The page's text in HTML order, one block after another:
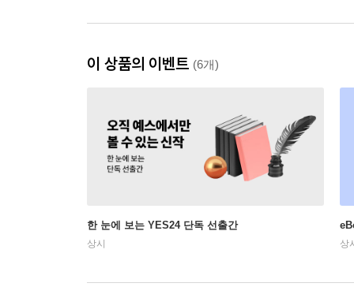
이 상품의 이벤트 (6개)
한 눈에 보는 YES24 단독 선출간
상시 상